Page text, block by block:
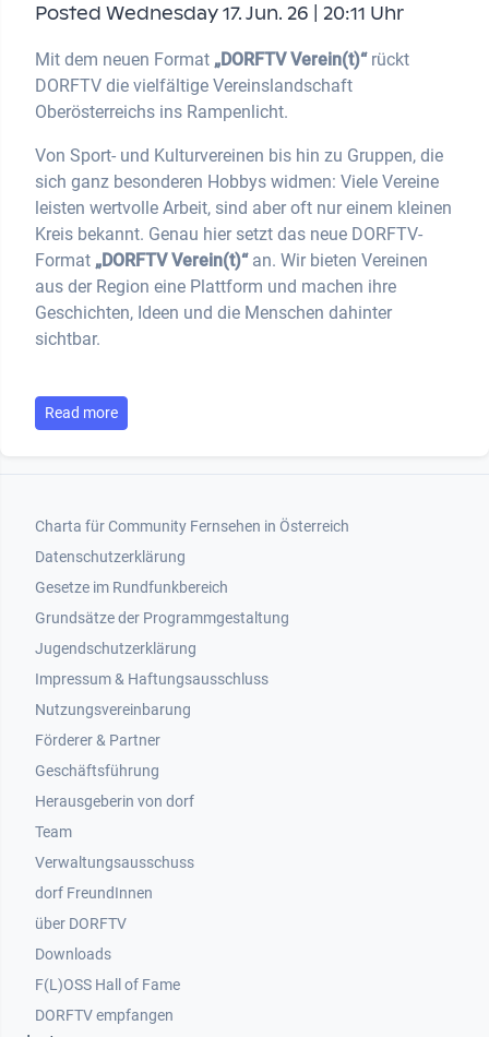
Posted Wednesday 17. Jun. 26 | 20:11 Uhr
Mit dem neuen Format „DORFTV Verein(t)“rückt
DORFTV die vielfältige Vereinslandschaft
Oberösterreichs ins Rampenlicht.
Von Sport- und Kulturvereinen bis hin zu Gruppen, die
sich ganz besonderen Hobbys widmen: Viele Vereine
leisten wertvolle Arbeit, sind aber oft nur einem kleinen
Kreis bekannt. Genau hier setzt das neue DORFTV-
Format „DORFTV Verein(t)“an. Wir bieten Vereinen
aus der Region eine Plattform und machen ihre
Geschichten, Ideen und die Menschen dahinter
sichtbar.
Read more
Footer 1
Charta für Community Fernsehen in Österreich
Datenschutzerklärung
Gesetze im Rundfunkbereich
Grundsätze der Programmgestaltung
Jugendschutzerklärung
Impressum & Haftungsausschluss
Nutzungsvereinbarung
Footer 2
Förderer & Partner
Geschäftsführung
Herausgeberin von dorf
Team
Verwaltungsausschuss
dorf FreundInnen
Footer 3
über DORFTV
Downloads
F(L)OSS Hall of Fame
Footer 4
DORFTV empfangen